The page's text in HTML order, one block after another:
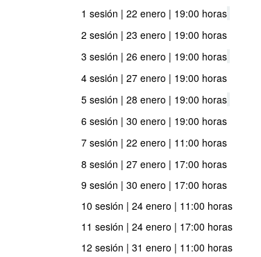
1 sesión | 22 enero | 19:00 horas
2 sesión | 23 enero | 19:00 horas
3 sesión | 26 enero | 19:00 horas
4 sesión | 27 enero | 19:00 horas
5 sesión | 28 enero | 19:00 horas
6 sesión | 30 enero | 19:00 horas
7 sesión | 22 enero | 11:00 horas
8 sesión | 27 enero | 17:00 horas
9 sesión | 30 enero | 17:00 horas
10 sesión | 24 enero | 11:00 horas
11 sesión | 24 enero | 17:00 horas
12 sesión | 31 enero | 11:00 horas